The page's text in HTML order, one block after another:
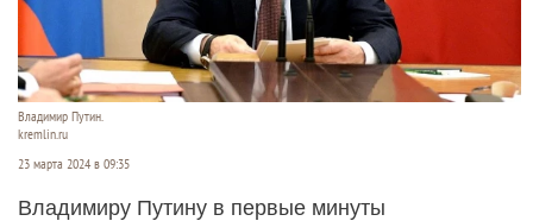
Владимир Путин.
kremlin.ru
23 марта 2024 в 09:35
Владимиру Путину в первые минуты